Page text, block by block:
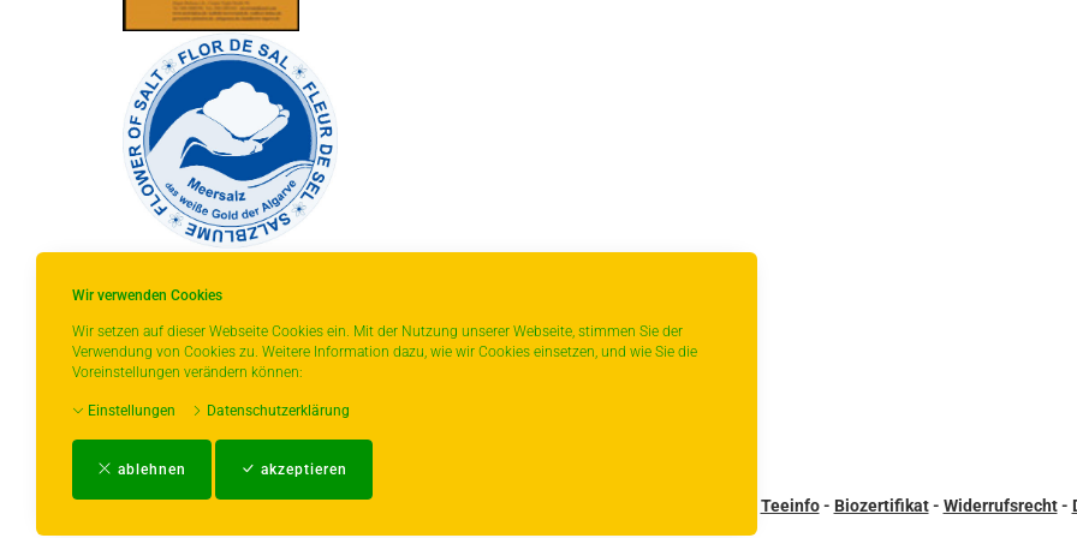
Wir verwenden Cookies
Wir setzen auf dieser Webseite Cookies ein. Mit der Nutzung unserer Webseite, stimmen Sie der
Verwendung von Cookies zu. Weitere Information dazu, wie wir Cookies einsetzen, und wie Sie die
Voreinstellungen verändern können:
Einstellungen Datenschutzerklärung
ablehnen akzeptieren
* gilt für Lieferungen innerhalb Deutschlands,
bitte der Schaltfläche mit den
Impressum-AGB Teeinfo- Biozertifikat- Widerrufsrecht-